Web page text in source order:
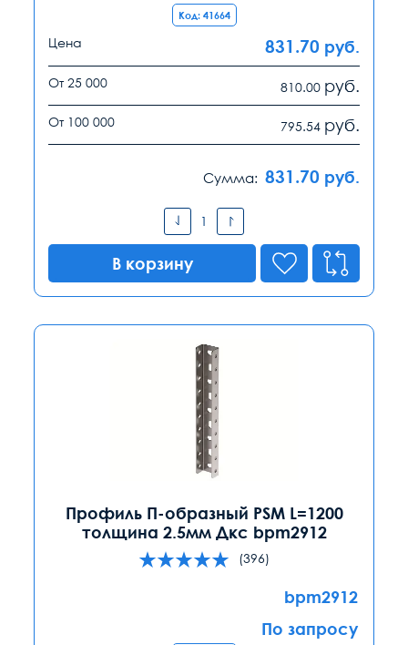
Код: 41664
Цена 831.70 руб.
От 25 000 810.00 руб.
От 100 000 795.54 руб.
Сумма: 831.70 руб.
В корзину
Профиль П-образный PSM L=1200
толщина 2.5мм Дкс bpm2912
(396)
bpm2912
По запросу